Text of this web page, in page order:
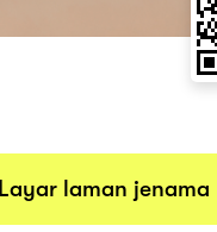
Layar laman jenama